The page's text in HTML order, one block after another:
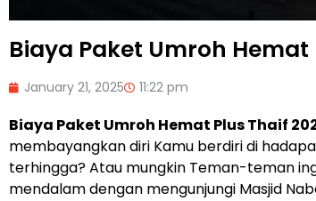
Biaya Paket Umroh Hemat
January 21, 2025 11:22 pm
Biaya Paket Umroh Hemat Plus Thaif
membayangkan diri Kamu berdiri di
terhingga? Atau mungkin Teman-teman
mendalam dengan mengunjungi Masjid